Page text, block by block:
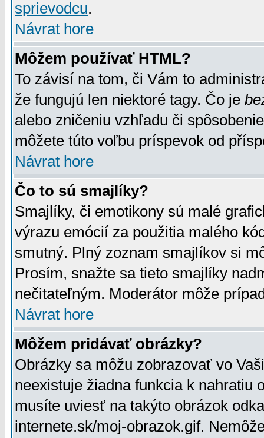
sprievodcu.
Návrat hore
Môžem používať HTML?
To závisí na tom, či Vám to
že fungujú len niektoré tagy. Čo je
alebo zničeniu vzhľadu či
môžete túto voľbu príspevok od
Návrat hore
Čo to sú smajlíky?
Smajlíky, či emotikony sú malé
výrazu emócií za použitia malého
smutný. Plný zoznam smajlíkov si
Prosím, snažte sa tieto smajlíky
nečitateľným. Moderátor môže
Návrat hore
Môžem pridávať obrázky?
Obrázky sa môžu zobrazovať vo
neexistuje žiadna funkcia k nahratiu
musíte uviesť na takýto obrázok
internete.sk/moj-obrazok.gif.